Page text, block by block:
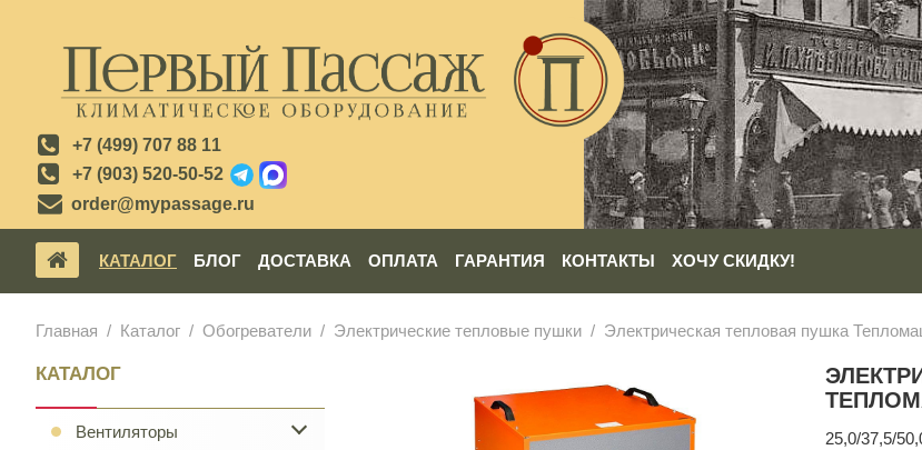
+7 (499) 707 88 11
+7 (903) 520-50-52
order@mypassage.ru
КАТАЛОГ БЛОГ ДОСТАВКА ОПЛАТА ГАРАНТИЯ КОНТАКТЫ ХОЧУ СКИДКУ!
Главная Каталог Обогреватели Электрические тепловые пушки Электрическая тепловая пушка
КАТАЛОГ
Вентиляторы 25,0/37,5/